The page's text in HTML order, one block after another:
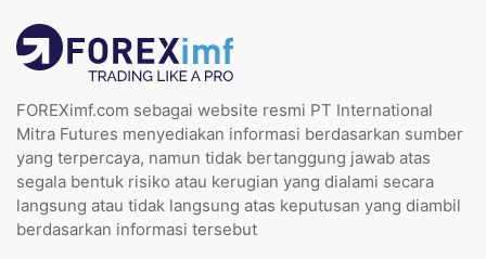
FOREXimf.com sebagai website resmi PT International
Mitra Futures menyediakan informasi berdasarkan sumber
yang terpercaya, namun tidak bertanggung jawab atas
segala bentuk risiko atau kerugian yang dialami secara
langsung atau tidak langsung atas keputusan yang diambil
berdasarkan informasi tersebut